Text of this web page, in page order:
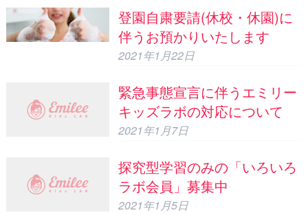
登園自粛要請(休校・休園)に
伴うお預かりいたします
2021年1月22日
緊急事態宣言に伴うエミリー
キッズラボの対応について
2021年1月7日
探究型学習のみの「いろいろ
ラボ会員」募集中
2021年1月5日